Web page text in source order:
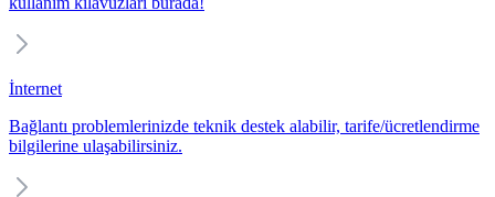
İnternet
Bağlantı problemlerinizde teknik destek alabilir, tarife/ücretlendirme
bilgilerine ulaşabilirsiniz.